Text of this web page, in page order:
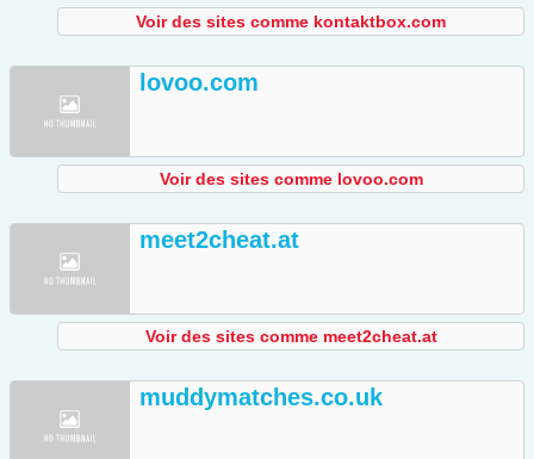
Voir des sites comme kontaktbox.com
lovoo.com
Voir des sites comme lovoo.com
meet2cheat.at
Voir des sites comme meet2cheat.at
muddymatches.co.uk